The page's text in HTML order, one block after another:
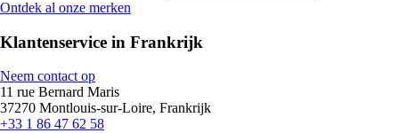
Ontdek al onze merken
Klantenservice in Frankrijk
Neem contact op
11 rue Bernard Maris
37270 Montlouis-sur-Loire, Frankrijk
+33 1 86 47 62 58